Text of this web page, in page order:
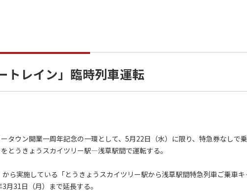
トレイン」臨時列車運転
タウン開業一周年記念の一環として、5月22日（水）に限り、特急券なしで
とうきょうスカイツリー駅―浅草駅間で運転する。
ら実施している「とうきょうスカイツリー駅から浅草駅間特急列車ご乗車キ
月31日（月）まで延長する。